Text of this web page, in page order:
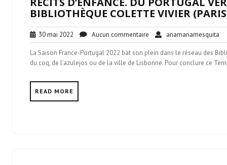
BIBLIOTHÈQUE COLETTE VIVIER
30 mai 2022 30
mai
2022
Aucun commentaire Aucun
commentaire
anamariamesquita
La Saison France-Portugal 2022 bat son plein dans le réseau des
du coq, de l’azulejos ou de la ville de Lisbonne. Pour conclure ce
READ MORE